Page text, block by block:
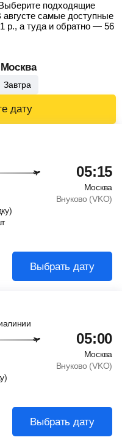
подходящие
самые доступные
р., а туда и обратно — 56
Завтра
дату
05:15
Москва
Внуково (VKO)
Выбрать дату
05:00
Москва
Внуково (VKO)
Выбрать дату